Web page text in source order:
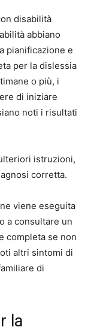
disabilità
abbiano
pianificazione e
per la dislessia
o più, i
di iniziare
noti i risultati
istruzioni,
corretta.
viene eseguita
a consultare un
completa se non
altri sintomi di
di
la